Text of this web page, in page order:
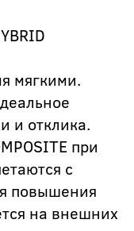
мягкими.
и отклика.
при
с
повышения
на внешних